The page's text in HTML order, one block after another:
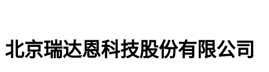
北京瑞达恩科技股份有限公司